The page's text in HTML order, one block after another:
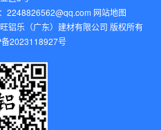
2248826562@qq.com‬ 网站地图
铝乐（广东）建材有限公司 版权所有
2023118927号